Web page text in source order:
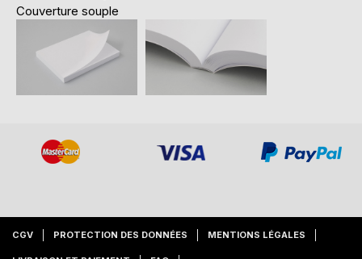
Couverture souple
CGV PROTECTION DES DONNÉES MENTIONS LÉGALES